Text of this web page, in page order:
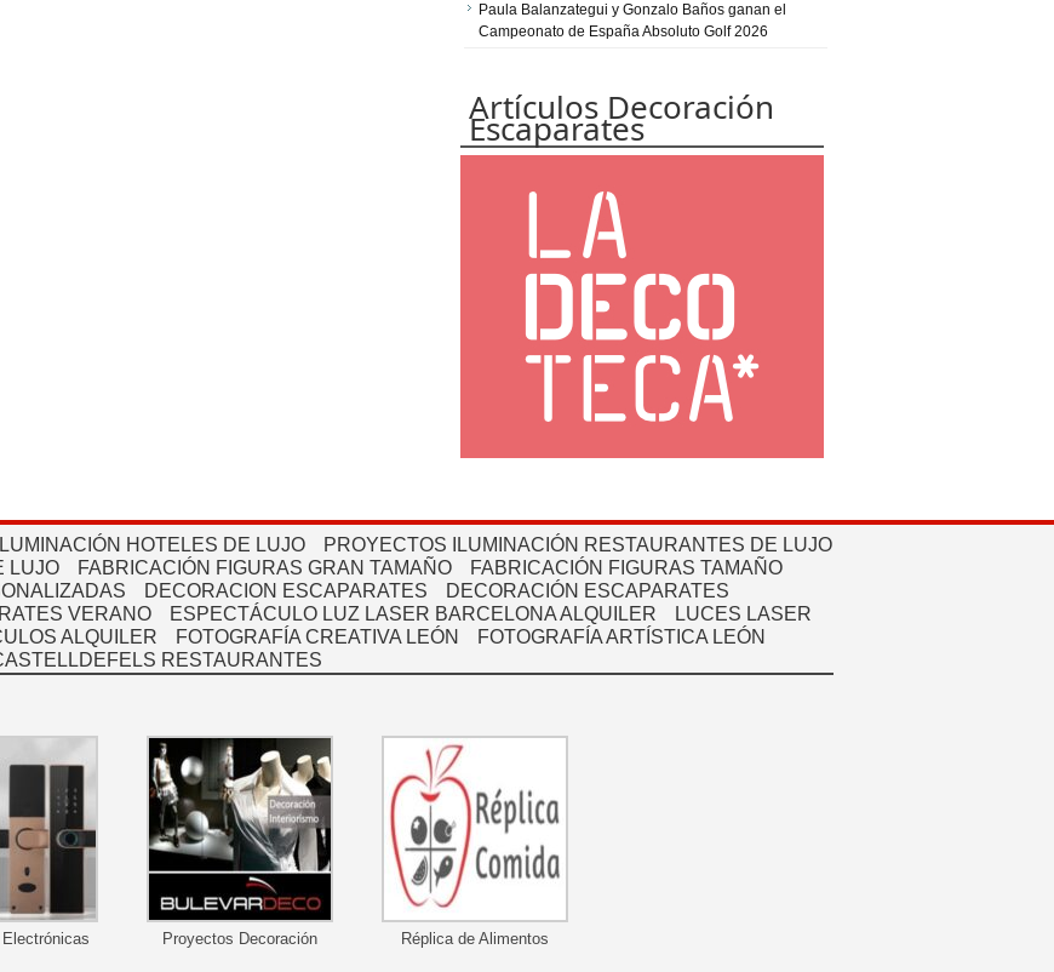
Paula Balanzategui y Gonzalo Baños ganan el
Campeonato de España Absoluto Golf 2026
Artículos Decoración
Escaparates
HOTELES DE LUJO
PROYECTOS ILUMINACIÓN RESTAURANTES DE LUJO
LUJO
FABRICACIÓN FIGURAS GRAN TAMAÑO
FABRICACIÓN FIGURAS TAMAÑO
DECORACION ESCAPARATES
DECORACIÓN ESCAPARATES
VERANO ESPECTÁCULO LUZ LASER BARCELONA ALQUILER
LUCES LASER
ALQUILER
FOTOGRAFÍA CREATIVA LEÓN
FOTOGRAFÍA ARTÍSTICA LEÓN
RESTAURANTES
Proyectos Decoración Réplica de Alimentos